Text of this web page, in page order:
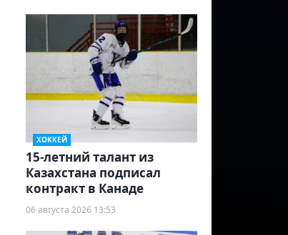
ХОККЕЙ
15-летний талант из
Казахстана подписал
контракт в Канаде
06 августа 2026 13:53